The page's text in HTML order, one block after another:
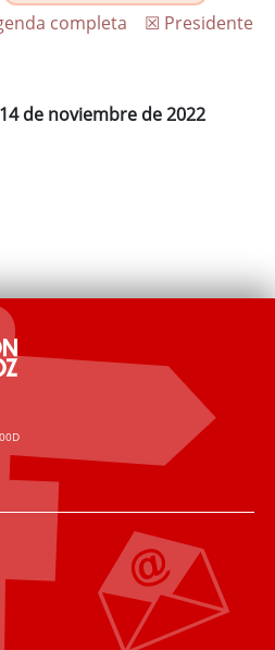
☒ Presidente
completa
de noviembre de 2022